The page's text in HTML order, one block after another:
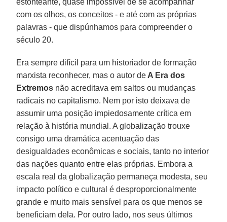
com os olhos, os conceitos - e até com as próprias
palavras - que dispúnhamos para compreender o
século 20.
Era sempre difícil para um historiador de formação
marxista reconhecer, mas o autor de A Era dos
Extremos não acreditava em saltos ou mudanças
radicais no capitalismo. Nem por isto deixava de
assumir uma posição impiedosamente crítica em
relação à história mundial. A globalização trouxe
consigo uma dramática acentuação das
desigualdades econômicas e sociais, tanto no interior
das nações quanto entre elas próprias. Embora a
escala real da globalização permaneça modesta, seu
impacto político e cultural é desproporcionalmente
grande e muito mais sensível para os que menos se
beneficiam dela. Por outro lado, nos seus últimos